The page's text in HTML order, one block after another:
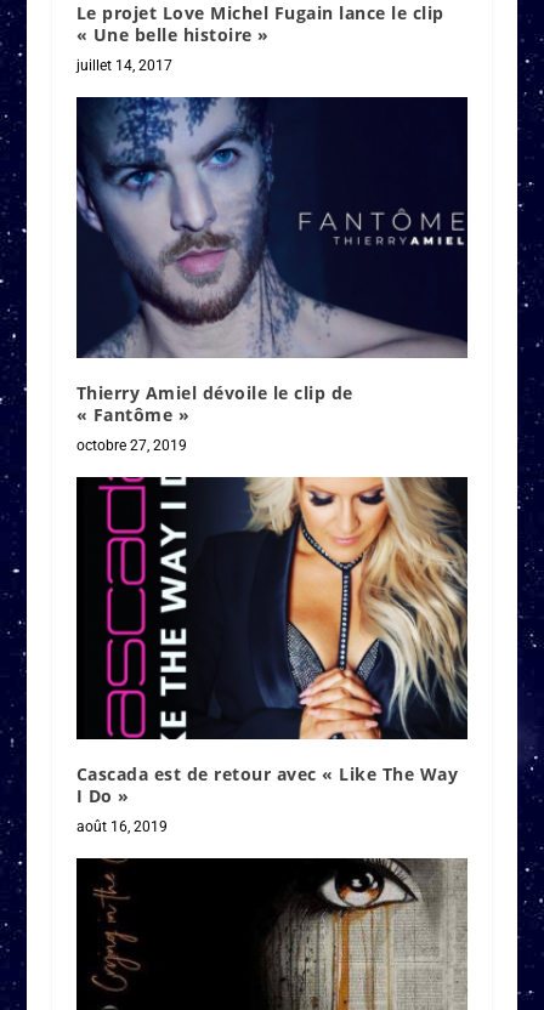
Le projet Love Michel Fugain lance le clip
« Une belle histoire »
juillet 14, 2017
Thierry Amiel dévoile le clip de
« Fantôme »
octobre 27, 2019
Cascada est de retour avec « Like The Way
I Do »
août 16, 2019